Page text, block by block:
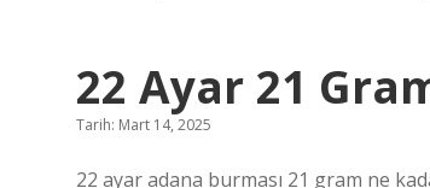
22 Ayar 21
Tarih: Mart 14, 2025
22 ayar adana burması 21 gram ne